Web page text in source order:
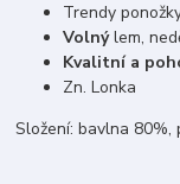
Trendy
Volnýlem,
Kvalitní a
Zn. Lonka
Složení: bavlna